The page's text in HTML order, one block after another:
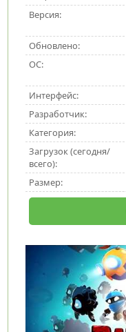
Версия:
Обновлено:
ОС:
Интерфейс:
Разработчик:
Категория:
Загрузок (сегодня/
всего):
Размер: